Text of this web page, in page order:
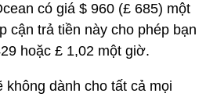
có giá $ 960 (£ 685) một
cận trả tiền này cho phép bạn
hoặc £ 1,02 một giờ.
không dành cho tất cả mọi